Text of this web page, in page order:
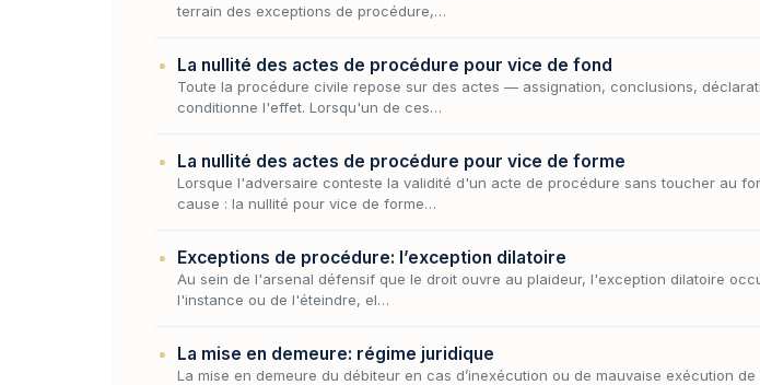
terrain des exceptions de procédure,…
La nullité des actes de procédure pour vice de fond
Toute la procédure civile repose sur des actes — assignation, conclusions,
conditionne l'effet. Lorsqu'un de ces…
La nullité des actes de procédure pour vice de forme
Lorsque l'adversaire conteste la validité d'un acte de procédure sans toucher au
cause : la nullité pour vice de forme…
Exceptions de procédure: l’exception dilatoire
Au sein de l'arsenal défensif que le droit ouvre au plaideur, l'exception dilatoire
l'instance ou de l'éteindre, el…
La mise en demeure: régime juridique
La mise en demeure du débiteur en cas d’inexécution ou de mauvaise exécution